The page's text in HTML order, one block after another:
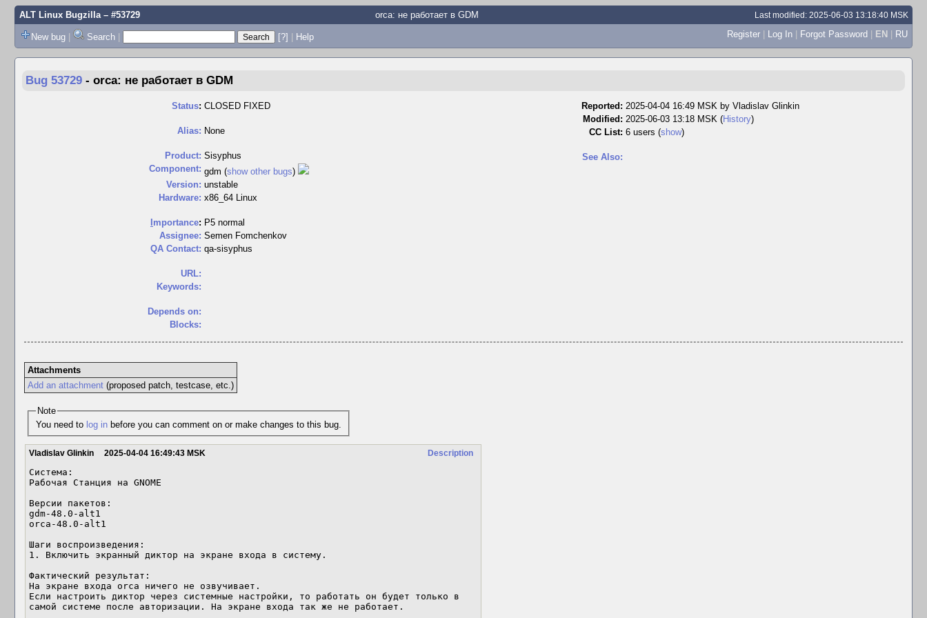
ALT Linux Bugzilla– #53729 orca: не работает в GDM Last modified: 2025-06-03 13:18:40 MSK
New bug | Search | [?] | Help Register | Log In | Forgot Password | EN | RU
Bug 53729 - orca: не работает в GDM
Status: CLOSED FIXED
Alias: None
Product: Sisyphus
Component: gdm (show other bugs)
Version: unstable
Hardware: x86_64 Linux
mportance: P5 normal
Assignee: Semen Fomchenkov
QA Contact: qa-sisyphus
URL:
Keywords:
Depends on:
Blocks:
Reported: 2025-04-04 16:49 MSK by Vladislav Glinkin
Modified: 2025-06-03 13:18 MSK (History)
CC List: 6 users (show)
See Also:
Attachments
Add an attachment(proposed patch, testcase, etc.)
Note
You need to log in before you can comment on or make changes to this bug.
Description
Vladislav Glinkin 2025-04-04 16:49:43 MSK
Система:
Рабочая Станция на GNOME
Версии пакетов:
gdm-48.0-alt1
orca-48.0-alt1
Шаги воспроизведения:
1. Включить экранный диктор на экране входа в систему.
Фактический результат:
На экране входа orca ничего не озвучивает.
Если настроить диктор через системные настройки, то работать он будет только в
самой системе после авторизации. На экране входа так же не работает.